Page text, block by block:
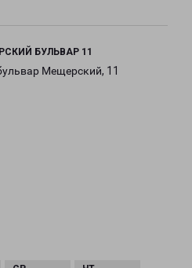
БУЛЬВАР 11
Мещерский, 11